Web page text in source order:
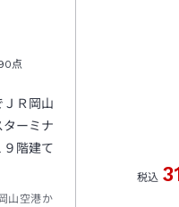
点
Ｒ岡山
ーミナ
９階建て
山空港か
税込